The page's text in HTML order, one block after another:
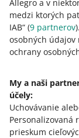
Allegro a v
medzi ktorých
IAB“ (9 partnerov
osobných
ochrany
My a naši
účely:
Uchovávanie
Personalizovaná
prieskum
Ak máte
kupujúcimáte
môžete ich
ostatných
Nie. Dáme im
kúpiť. Potom
zoznam
pomoc?
Na požiadanie
uvedenia ho
požiadame o
napríklad
nesprávny
kupujúceho,
Môže Allegro
zo zoznamu
Nie. Iba vy
odstrániť ich z
Potrebujete